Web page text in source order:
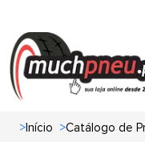
Início
>Início >Catálogo de